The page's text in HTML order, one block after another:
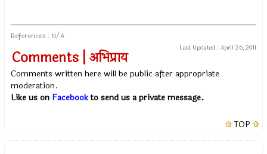
References : N/A
Last Updated : April 26, 2011
Comments | अभिप्राय
Comments written here will be public after appropriate
moderation.
Like us on Facebookto send us a private message.
TOP